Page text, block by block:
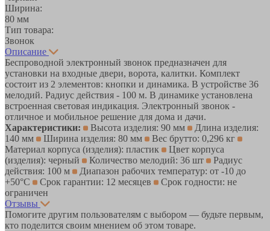
Ширина:
80 мм
Тип товара:
Звонок
Описание
Беспроводной электронный звонок предназначен для
установки на входные двери, ворота, калитки. Комплект
состоит из 2 элементов: кнопки и динамика. В устройстве 36
мелодий. Радиус действия - 100 м. В динамике установлена
встроенная световая индикация. Электронный звонок -
отличное и мобильное решение для дома и дачи.
Характеристики:
Высота изделия: 90 мм
Длина изделия:
140 мм
Ширина изделия: 80 мм
Вес брутто: 0,296 кг
Материал корпуса (изделия): пластик
Цвет корпуса
(изделия): черный
Количество мелодий: 36 шт
Радиус
действия: 100 м
Диапазон рабочих температур: от -10 до
+50°С
Срок гарантии: 12 месяцев
Срок годности: не
ограничен
Отзывы
Помогите другим пользователям с выбором — будьте первым,
кто поделится своим мнением об этом товаре.